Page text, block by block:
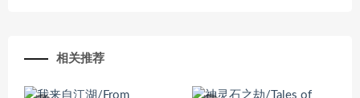
相关推荐